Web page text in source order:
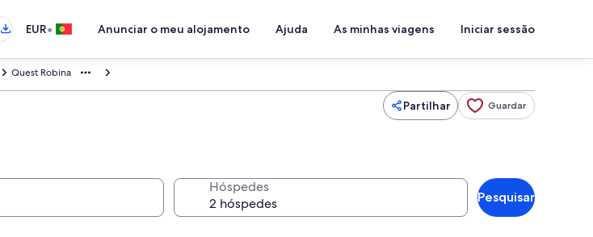
EUR• Anunciar o meu alojamento Ajuda As minhas viagens Iniciar sessão
Quest Robina
Partilhar Guardar
Hóspedes
Pesquisar